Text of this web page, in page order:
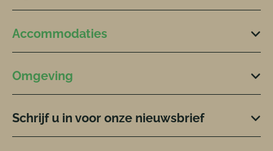
Accommodaties
Omgeving
Schrijf u in voor onze nieuwsbrief